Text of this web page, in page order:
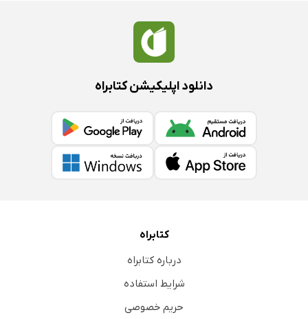
دانلود اپلیکیشن کتابراه
کتابراه
درباره کتابراه
شرایط استفاده
حریم خصوصی